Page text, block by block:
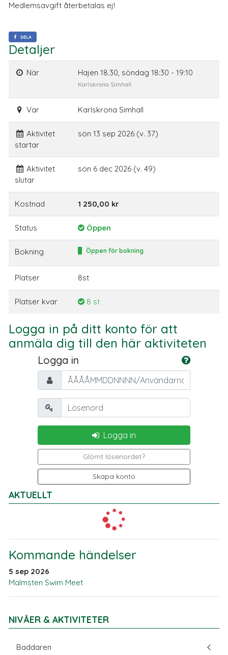
AKTUELLT
Kommande händelser
5 sep 2026
Malmsten Swim Meet
Medlemsavgift återbetalas ej!
DELA
Detaljer
När Hajen 18.30, söndag 18:30 - 19:10
Karlskrona Simhall
Var Karlskrona Simhall
Aktivitet
startar
sön 13 sep 2026 (v. 37)
Aktivitet
slutar
sön 6 dec 2026 (v. 49)
Kostnad 1 250,00 kr
Status Öppen
Bokning Öppen för bokning
Platser 8st
Platser kvar 8 st
Logga in på ditt konto för att
anmäla dig till den här aktiviteten
Logga in
Personnummer/Användarnamn
Lösenord
Logga in
Glömt lösenordet?
Skapa konto
NIVÅER & AKTIVITETER
Baddaren